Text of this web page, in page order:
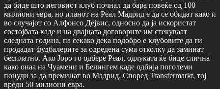
да биде што неговиот клуб почнал да бара повеќе од 100
милиони евра, но планот на Реал Мадрид е да се обидат како и
во случајот со Алфонсо Дејвис, односно да ја искористат
состојбата каде и на двајцата договорите им стекуваат
следната година, па секако дека подобро е клубовите да ги
продадат фудбалерите за одредена сума отколку да заминат
бесплатно. Ако Јоро го одбере Реал, одлуката ќе биде слична
како онаа на Чуамени и Белингем каде одбија поголеми
понуди за да преминат во Мадрид. Според Transfermarkt, тој
вреди 50 милиони евра.